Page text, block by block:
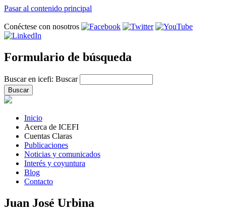
Pasar al contenido principal
Conéctese con nosotros
Formulario de búsqueda
Buscar en icefi: Buscar
Inicio
Acerca de ICEFI
Cuentas Claras
Publicaciones
Noticias y comunicados
Interés y coyuntura
Blog
Contacto
Juan José Urbina